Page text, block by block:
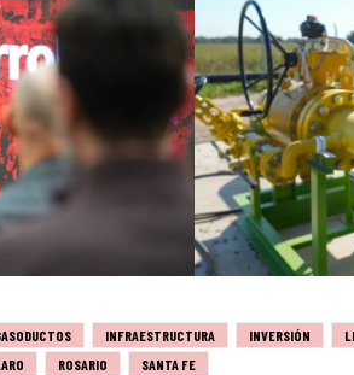
INFRAESTRUCTURA INVERSIÓN
ROSARIO SANTA FE